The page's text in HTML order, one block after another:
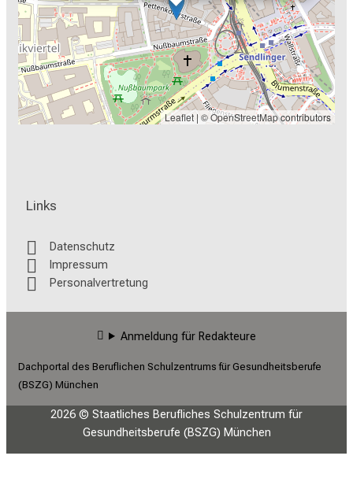
Leaflet | ©OpenStreetMapcontributors
Links
Datenschutz
Impressum
Personalvertretung
Anmeldung für Redakteure
Dachportal des Beruflichen Schulzentrums für Gesundheitsberufe
(BSZG) München
2026 © Staatliches Berufliches Schulzentrum für
Gesundheitsberufe (BSZG) München